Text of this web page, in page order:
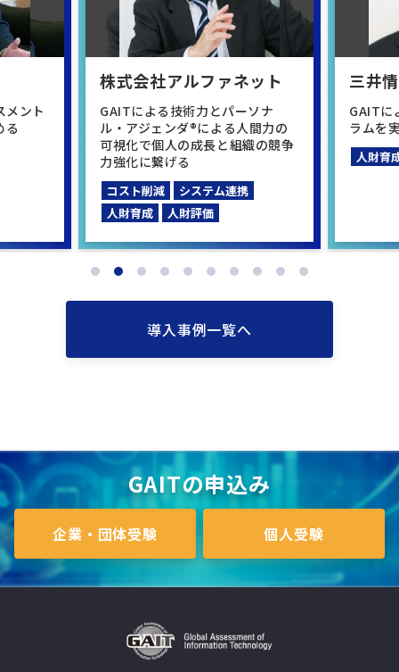
メント
る
株式会社アルファネット
GAITによる技術力とパーソナ
ル・アジェンダ®による人間力の
可視化で個人の成長と組織の競争
力強化に繋げる
コスト削減
システム連携
人財育成
人財評価
三井
GAITに
ラムを
人財育
導入事例一覧へ
GAITの申込み
企業・団体受験 個人受験